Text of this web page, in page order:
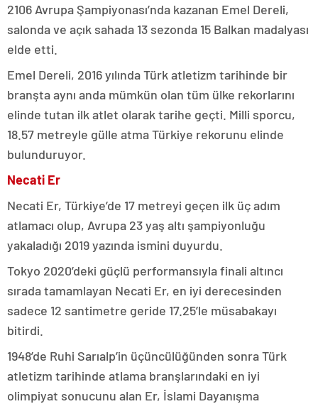
2106 Avrupa Şampiyonası’nda kazanan Emel Dereli,
salonda ve açık sahada 13 sezonda 15 Balkan madalyası
elde etti.
Emel Dereli, 2016 yılında Türk atletizm tarihinde bir
branşta aynı anda mümkün olan tüm ülke rekorlarını
elinde tutan ilk atlet olarak tarihe geçti. Milli sporcu,
18.57 metreyle gülle atma Türkiye rekorunu elinde
bulunduruyor.
Necati Er
Necati Er, Türkiye’de 17 metreyi geçen ilk üç adım
atlamacı olup, Avrupa 23 yaş altı şampiyonluğu
yakaladığı 2019 yazında ismini duyurdu.
Tokyo 2020’deki güçlü performansıyla finali altıncı
sırada tamamlayan Necati Er, en iyi derecesinden
sadece 12 santimetre geride 17.25’le müsabakayı
bitirdi.
1948’de Ruhi Sarıalp’in üçüncülüğünden sonra Türk
atletizm tarihinde atlama branşlarındaki en iyi
olimpiyat sonucunu alan Er, İslami Dayanışma